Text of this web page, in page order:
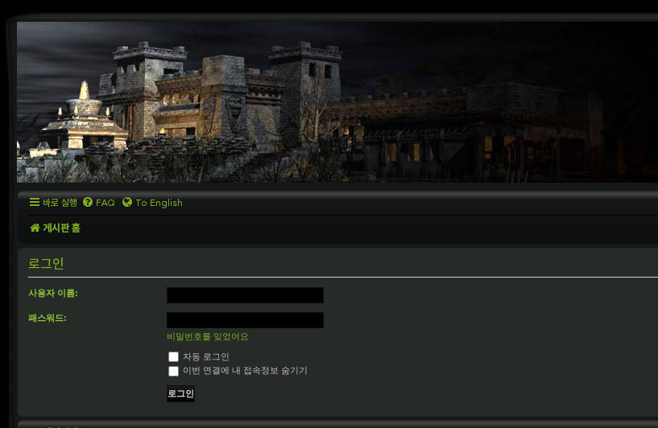
바로 실행 FAQ To English
게시판 홈
로그인
사용자 이름:
패스워드:
비밀번호를 잊었어요
자동 로그인
이번 연결에 내 접속정보 숨기기